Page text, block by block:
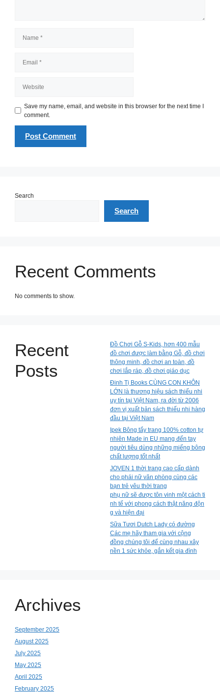
Save my name, email, and website in this browser for the next time I
comment.
Search
Search
Recent Comments
No comments to show.
Recent
Posts
Đồ Chơi Gỗ S-Kids, hơn 400 mẫu
đồ chơi được làm bằng Gỗ, đồ chơi
thông minh, đồ chơi an toàn, đồ
chơi lắp ráp, đồ chơi giáo dục
Đinh Tị Books CÙNG CON KHÔN
LỚN là thương hiệu sách thiếu nhi
uy tín tại Việt Nam, ra đời từ 2006
đơn vị xuất bản sách thiếu nhi hàng
đầu tại Việt Nam
Ipek Bông tẩy trang 100% cotton tự
nhiên Made in EU mang đến tay
người tiêu dùng những miếng bông
chất lượng tốt nhất
JOVEN 1 thời trang cao cấp dành
cho phái nữ văn phòng cùng các
bạn trẻ yêu thời trang
phụ nữ sẽ được tôn vinh một cách ti
nh tế với phong cách thật năng độn
g và hiện đại
Sữa Tươi Dutch Lady có đường
Các mẹ hãy tham gia với cộng
đồng chúng tôi để cùng nhau xây
nền 1 sức khỏe, gắn kết gia đình
Archives
September 2025
August 2025
July 2025
May 2025
April 2025
February 2025